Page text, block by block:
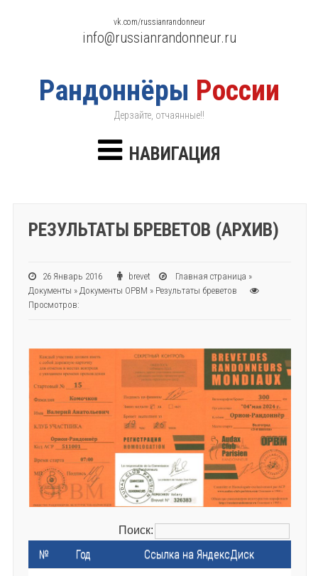
Рандоннёры России
Дерзайте, отчаянные!!
vk.com/russianrandonneur
info@russianrandonneur.ru
НАВИГАЦИЯ
РЕЗУЛЬТАТЫ БРЕВЕТОВ (АРХИВ)
26 Январь 2016 brevet Главная страница »
Документы » Документы ОРВМ » Результаты бреветов
Просмотров:
Поиск:
№ Год Ссылка на ЯндексДиск